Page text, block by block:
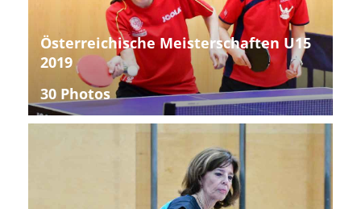
Österreichische Meisterschaften U15
2019
30 Photos